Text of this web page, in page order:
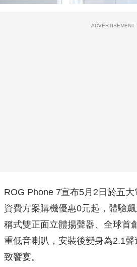
ADVERTISEMENT
ROG Phone 7宣布5月2日於五
資費方案購機優惠0元起，體驗
稱式雙正面立體揚聲器、全球首
重低音喇叭，安裝後變身為2.1
致饗宴。